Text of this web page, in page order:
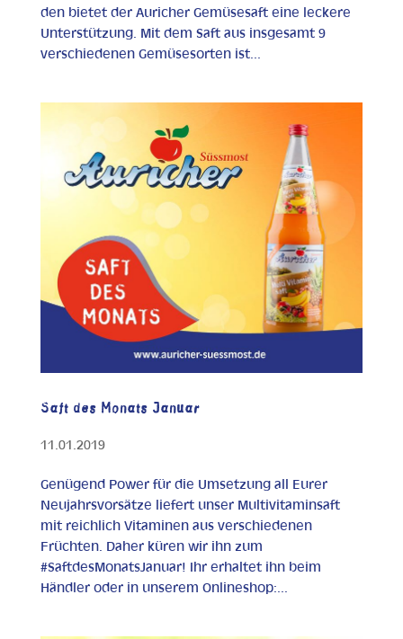
den bietet der Auricher Gemüsesaft eine leckere
Unterstützung. Mit dem Saft aus insgesamt 9
verschiedenen Gemüsesorten ist...
Saft des Monats Januar
11.01.2019
Genügend Power für die Umsetzung all Eurer
Neujahrsvorsätze liefert unser Multivitaminsaft
mit reichlich Vitaminen aus verschiedenen
Früchten. Daher küren wir ihn zum
#SaftdesMonatsJanuar! Ihr erhaltet ihn beim
Händler oder in unserem Onlineshop:...